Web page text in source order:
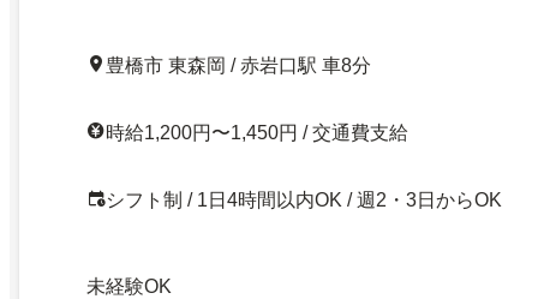
豊橋市 東森岡 / 赤岩口駅 車8分
時給1,200円〜1,450円 / 交通費支給
シフト制 / 1日4時間以内OK / 週2・3日からOK
未経験OK